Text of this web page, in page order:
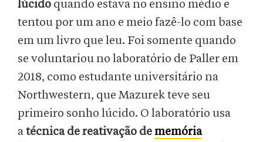
lúcido quando estava no ensino médio e
tentou por um ano e meio fazê-lo com base
em um livro que leu. Foi somente quando
se voluntariou no laboratório de Paller em
2018, como estudante universitário na
Northwestern, que Mazurek teve seu
primeiro sonho lúcido. O laboratório usa
atécnica de reativação de memória